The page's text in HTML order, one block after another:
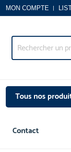
MON COMPTE
Tous nos
Contact